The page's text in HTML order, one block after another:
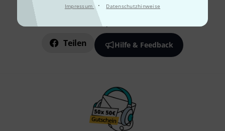
Impressum · Datenschutzhinweise
Gefällt Ihnen, was Sie sehen?
Teilen Hilfe & Feedback